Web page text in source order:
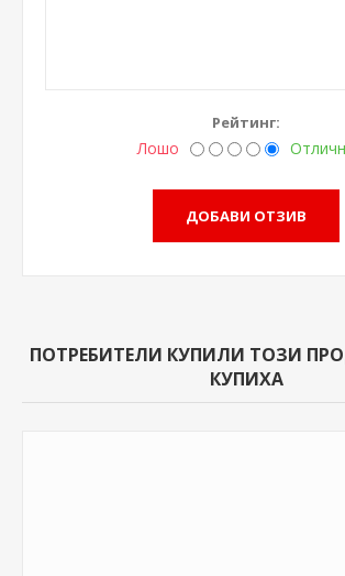
Рейтинг:
Лошо
ПОТРЕБИТЕЛИ КУПИЛИ ТОЗИ
КУПИХА